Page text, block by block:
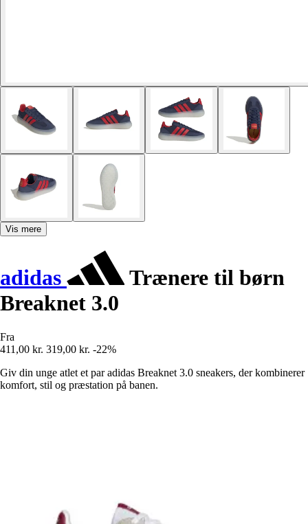
Vis mere
adidas
Trænere til børn
Breaknet 3.0
Fra
411,00 kr. 319,00 kr. -22%
Giv din unge atlet et par adidas Breaknet 3.0 sneakers, der kombinerer
komfort, stil og præstation på banen.